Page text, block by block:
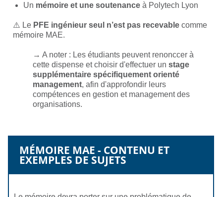
Un mémoire et une soutenanceà Polytech Lyon
⚠️ Le PFE ingénieur seul n’est pas recevable comme
mémoire MAE.
→ A noter : Les étudiants peuvent renonccer à
cette dispense et choisir d'effectuer un stage
supplémentaire spécifiquement orienté
management, afin d'approfondir leurs
compétences en gestion et management des
organisations.
MÉMOIRE MAE - CONTENU ET
EXEMPLES DE SUJETS